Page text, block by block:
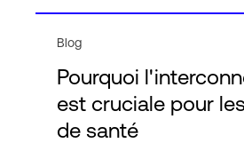
A propos de nous
Blog
Pourquoi
est cruciale pour
de santé